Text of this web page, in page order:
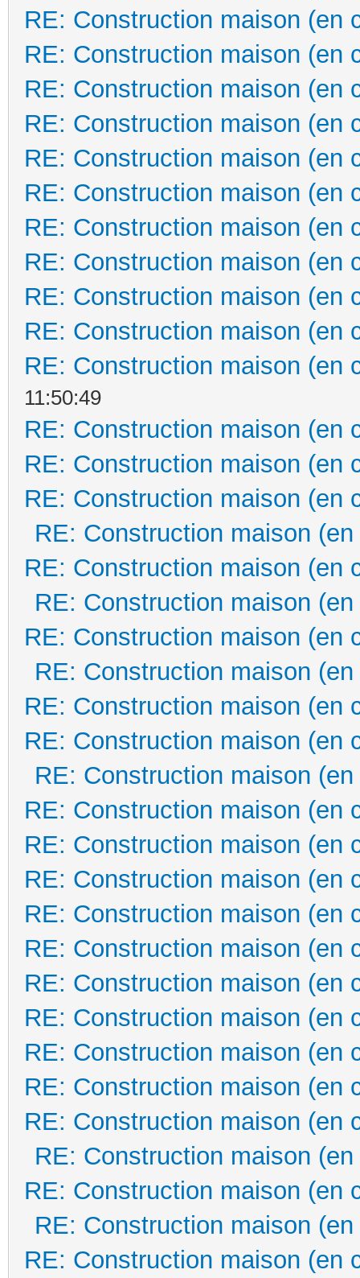
RE: Construction maison (en
RE: Construction maison (en
RE: Construction maison (en
RE: Construction maison (en
RE: Construction maison (en
RE: Construction maison (en
RE: Construction maison (en
RE: Construction maison (en
RE: Construction maison (en
RE: Construction maison (en
RE: Construction maison (en
11:50:49
RE: Construction maison (en
RE: Construction maison (en
RE: Construction maison (en
RE: Construction maison
RE: Construction maison (en
RE: Construction maison
RE: Construction maison (en
RE: Construction maison
RE: Construction maison (en
RE: Construction maison (en
RE: Construction maison
RE: Construction maison (en
RE: Construction maison (en
RE: Construction maison (en
RE: Construction maison (en
RE: Construction maison (en
RE: Construction maison (en
RE: Construction maison (en
RE: Construction maison (en
RE: Construction maison (en
RE: Construction maison (en
RE: Construction maison
RE: Construction maison (en
RE: Construction maison
RE: Construction maison (en